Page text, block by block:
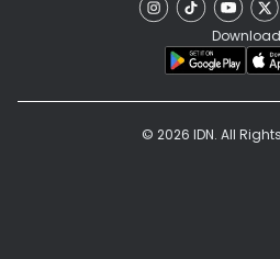
Download
© 2026 IDN. All